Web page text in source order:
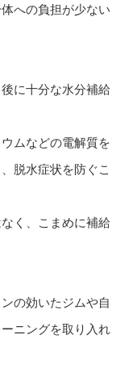
への負担が少ない
に十分な水分補給
ムなどの電解質を
脱水症状を防ぐこ
く、こまめに補給
の効いたジムや自
ニングを取り入れ